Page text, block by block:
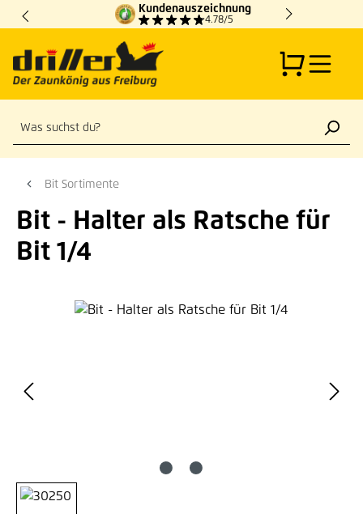
Zum Hauptinhalt springen
Kundenauszeichnung
4.78/5
Bit Sortimente
Bit - Halter als Ratsche für
Bit 1/4
Bildergalerie überspringen